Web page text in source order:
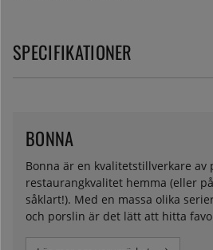
SPECIFIKATIONER
Bonna är en kvalitetstillverkare av
restaurangkvalitet hemma (eller
såklart!). Med en massa olika
och porslin är det lätt att hitta
BONNA